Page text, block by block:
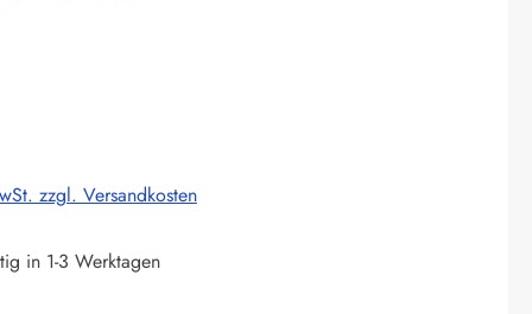
zzgl. Versandkosten
in 1-3 Werktagen